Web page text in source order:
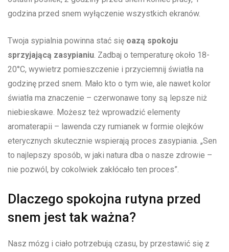
⁤godzina ⁤przed ​snem wyłączenie ​wszystkich ekranów.
Twoja sypialnia powinna stać się oazą spokoju⁣
sprzyjającą zasypianiu. Zadbaj o temperaturę około 18-
20°C,​ wywietrz pomieszczenie i przyciemnij światła na
godzinę przed snem. Mało kto o tym wie, ‌ale nawet kolor
światła ma znaczenie – czerwonawe tony są lepsze niż⁢
niebieskawe. Możesz też wprowadzić elementy
aromaterapii – lawenda czy rumianek w formie olejków
‍eterycznych skutecznie wspierają proces zasypiania. „Sen
to⁤ najlepszy sposób, w jaki natura dba⁣ o nasze ​zdrowie –
nie pozwól, by cokolwiek zakłócało ten proces”.
Dlaczego spokojna​ rutyna przed
snem jest tak ważna?
Nasz mózg i ciało potrzebują czasu, by przestawić się z